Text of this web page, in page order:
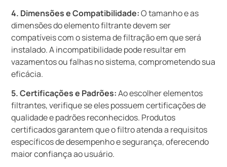
4. Dimensões e Compatibilidade:O tamanho e as
dimensões do elemento filtrante devem ser
compatíveis com o sistema de filtração em que será
instalado. A incompatibilidade pode resultar em
vazamentos ou falhas no sistema, comprometendo sua
eficácia.
5. Certificações e Padrões:Ao escolher elementos
filtrantes, verifique se eles possuem certificações de
qualidade e padrões reconhecidos. Produtos
certificados garantem que o filtro atenda a requisitos
específicos de desempenho e segurança, oferecendo
maior confiança ao usuário.